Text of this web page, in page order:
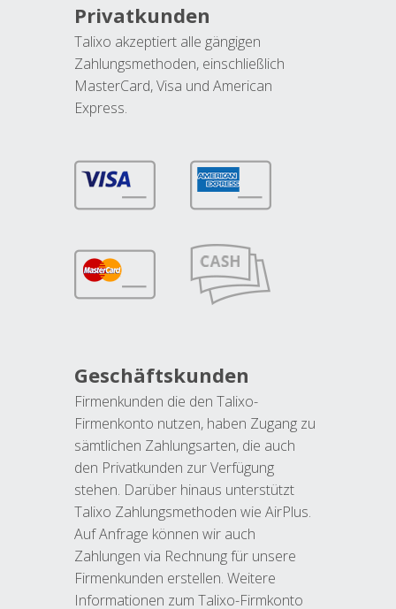
Privatkunden
Talixo akzeptiert alle gängigen
Zahlungsmethoden, einschließlich
MasterCard, Visa und American
Express.
Geschäftskunden
Firmenkunden die den Talixo-
Firmenkonto nutzen, haben Zugang zu
sämtlichen Zahlungsarten, die auch
den Privatkunden zur Verfügung
stehen. Darüber hinaus unterstützt
Talixo Zahlungsmethoden wie AirPlus.
Auf Anfrage können wir auch
Zahlungen via Rechnung für unsere
Firmenkunden erstellen. Weitere
Informationen zum Talixo-Firmkonto